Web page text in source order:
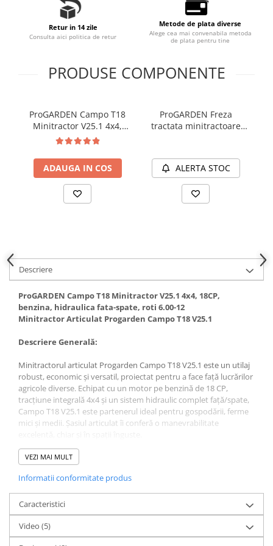
Slefuitoare electrice
Tehnica diamantata
Masini de carotat
Retur in 14 zile
Consulta aici politica de retur
Metode de plata diverse
Alege cea mai convenabila metoda
de plata pentru tine
PRODUSE COMPONENTE
ProGARDEN Campo T18
Minitractor V25.1 4x4,
18CP, benzina, hidraulica
ADAUGA IN COS
ProGARDEN Freza
tractata minitractoare
14, 40zale
ALERTA STOC
Descriere
ProGARDEN Campo T18 Minitractor V25.1 4x4, 18CP,
benzina, hidraulica fata-spate, roti 6.00-12
Minitractor Articulat Progarden Campo T18 V25.1
Descriere Generală:
Minitractorul articulat Progarden Campo T18 V25.1 este un utilaj
robust, economic și versatil, proiectat pentru a face față lucrărilor
agricole diverse. Echipat cu un motor pe benzină de 18 CP,
tracțiune integrală 4x4 și un sistem hidraulic complet față/spate,
Campo T18 V25.1 este partenerul ideal pentru gospodării, ferme
mici și medii. Șasiul articulat îi conferă o manevrabilitate
Caracteristici Cheie:
necesară pentru aplicații variate.
· Tracțiune Integrală 4x4: Asigură aderență și putere de tracțiune
optime pe orice tip de teren.
· Șasiu Articulat: Permite o rază de virare mică (3m), ideală pentru
manevrare în spații restrânse.
· Transmisie Versatilă: Cutie de viteze cu reductor (Greu/Ușor) și
VEZI MAI MULT
Informatii conformitate produs
Caracteristici
Video (5)